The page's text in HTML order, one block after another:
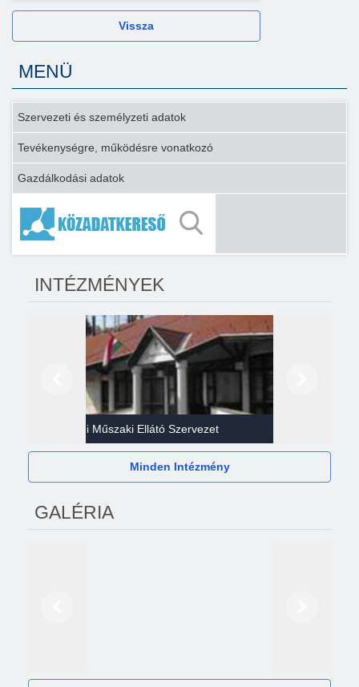
Vissza
MENÜ
Szervezeti és személyzeti adatok
Tevékenységre, működésre vonatkozó
Gazdálkodási adatok
INTÉZMÉNYEK
Gazdasági Műszaki Ellátó Szervezet
Minden Intézmény
GALÉRIA